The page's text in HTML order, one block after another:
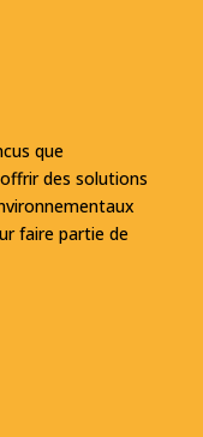
que
des solutions
faire partie de